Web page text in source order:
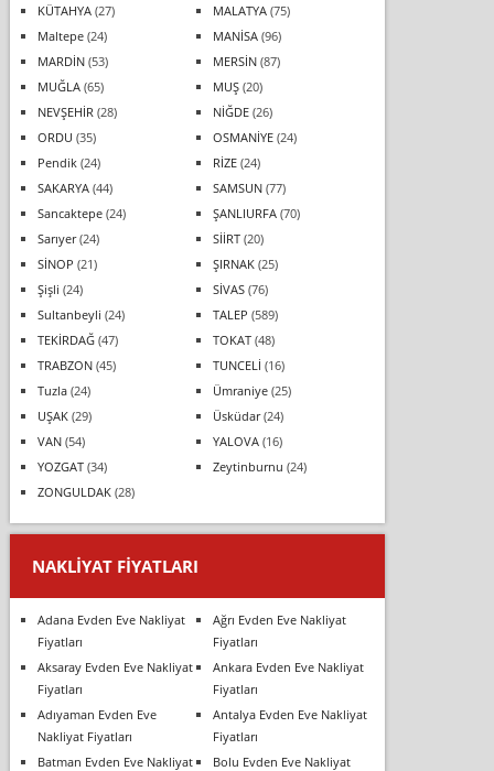
KÜTAHYA(27) MALATYA(75)
Maltepe(24) MANİSA(96)
MARDİN(53) MERSİN(87)
MUĞLA(65) MUŞ(20)
NEVŞEHİR (28) NİĞDE(26)
ORDU (35) OSMANİYE(24)
Pendik(24) RİZE(24)
SAKARYA(44) SAMSUN(77)
Sancaktepe(24) ŞANLIURFA(70)
Sarıyer(24) SİİRT(20)
SİNOP (21) ŞIRNAK(25)
Şişli (24) SİVAS(76)
Sultanbeyli (24) TALEP (589)
TEKİRDAĞ(47) TOKAT(48)
TRABZON(45) TUNCELİ (16)
Tuzla(24) Ümraniye(25)
UŞAK(29) Üsküdar(24)
VAN(54) YALOVA(16)
YOZGAT(34) Zeytinburnu (24)
ZONGULDAK(28)
NAKLIYAT FIYATLARI
Adana Evden Eve Nakliyat
Fiyatları
Ağrı Evden Eve Nakliyat
Fiyatları
Aksaray Evden Eve Nakliyat
Fiyatları
Ankara Evden Eve Nakliyat
Fiyatları
Adıyaman Evden Eve
Nakliyat Fiyatları
Antalya Evden Eve Nakliyat
Fiyatları
Batman Evden Eve Nakliyat
Bolu Evden Eve Nakliyat